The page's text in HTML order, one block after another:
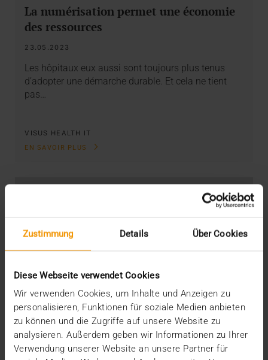
Zustimmung Details Über Cookies
Diese Webseite verwendet Cookies
Wir verwenden Cookies, um Inhalte und Anzeigen zu
personalisieren, Funktionen für soziale Medien anbieten
zu können und die Zugriffe auf unsere Website zu
analysieren. Außerdem geben wir Informationen zu Ihrer
Verwendung unserer Website an unsere Partner für
La numérisation permet une économie
des ressources
23.05.2023
Les hôpitaux eux aussi sont toujours plus tenus
d’adopter une démarche durable. Et cela ne tient
pas…
VISUS HEALTH IT
EN SAVOIR PLUS